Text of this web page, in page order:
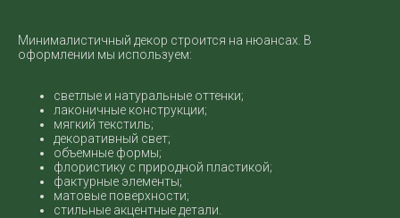
Минималистичный декор строится на нюансах. В
оформлении мы используем:
светлые и натуральные оттенки;
лаконичные конструкции;
мягкий текстиль;
декоративный свет;
объемные формы;
флористику с природной пластикой;
фактурные элементы;
матовые поверхности;
стильные акцентные детали.